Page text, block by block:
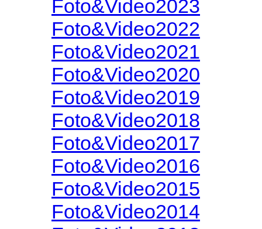
Foto&Video2023
Foto&Video2022
Foto&Video2021
Foto&Video2020
Foto&Video2019
Foto&Video2018
Foto&Video2017
Foto&Video2016
Foto&Video2015
Foto&Video2014